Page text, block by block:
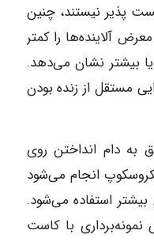
پذیر نیستند، چنین
آلاینده‌ها را کمتر
یا بیشتر نشان می‌دهد.
مستقل از زنده بودن
به دام انداختن روی
انجام می‌شود
استفاده می‌شود.
نمونه‌برداری با کاست